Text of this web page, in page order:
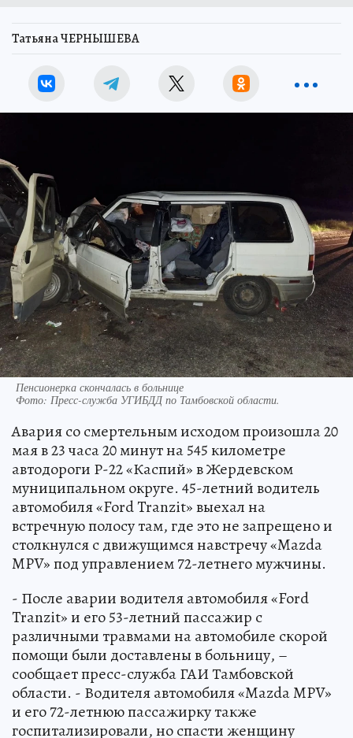
Татьяна ЧЕРНЫШЕВА
Пенсионерка скончалась в больнице
Фото: Пресс-служба УГИБДД по Тамбовской области.
Авария со смертельным исходом произошла 20
мая в 23 часа 20 минут на 545 километре
автодороги Р-22 «Каспий» в Жердевском
муниципальном округе. 45-летний водитель
автомобиля «Ford Tranzit» выехал на
встречную полосу там, где это не запрещено и
столкнулся с движущимся навстречу «Mazda
MPV» под управлением 72-летнего мужчины.
- После аварии водителя автомобиля «Ford
Tranzit» и его 53-летний пассажир с
различными травмами на автомобиле скорой
помощи были доставлены в больницу, –
сообщает пресс-служба ГАИ Тамбовской
области. - Водителя автомобиля «Mazda MPV»
и его 72-летнюю пассажирку также
госпитализировали, но спасти женщину